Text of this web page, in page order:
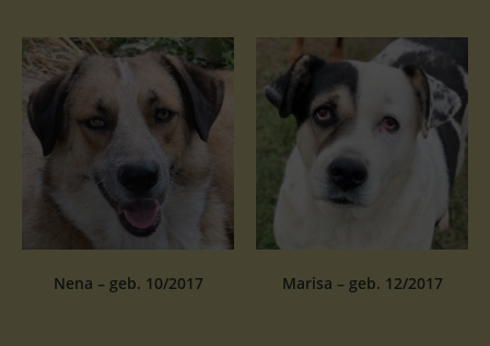
Nena – geb. 10/2017 Marisa – geb. 12/2017